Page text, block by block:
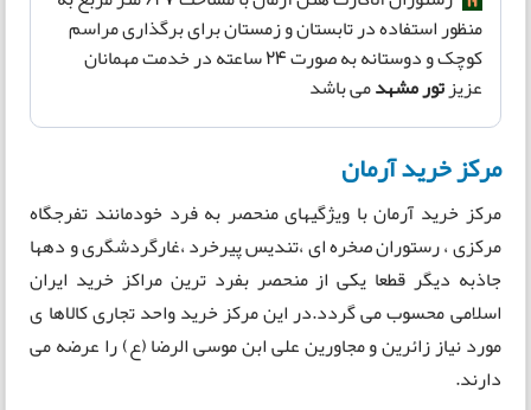
منظور استفاده در تابستان و زمستان برای برگذاری مراسم
کوچک و دوستانه به صورت 24 ساعته در خدمت مهمانان
عزیزتور مشهدمی باشد
مرکز خرید آرمان
مرکز خرید آرمان با ویژگیهای منحصر به فرد خودمانند تفرجگاه
مرکزی ، رستوران صخره ای ،تندیس پیرخرد ،غارگردشگری و دهها
جاذبه دیگر قطعا یکی از منحصر بفرد ترین مراکز خرید ایران
اسلامی محسوب می گردد.در این مرکز خرید واحد تجاری کالاها ی
مورد نیاز زائرین و مجاورین علی ابن موسی الرضا (ع) را عرضه می
دارند.